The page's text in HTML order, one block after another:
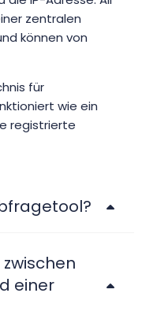
zentralen
können von
für
wie ein
registrierte
einer